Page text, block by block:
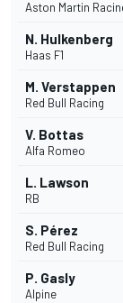
Aston Martin
N. Hulkenberg
Haas F1
M. Verstappen
Red Bull Racing
V. Bottas
Alfa Romeo
L. Lawson
RB
S. Pérez
Red Bull Racing
P. Gasly
Alpine